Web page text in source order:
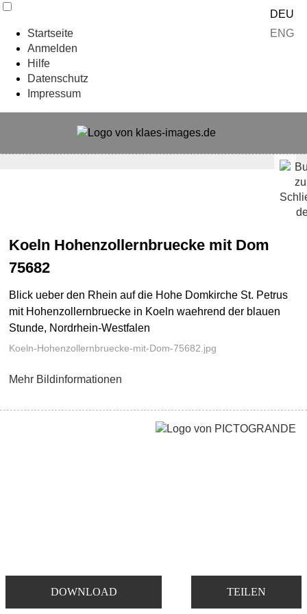
Startseite
Anmelden
Hilfe
Datenschutz
Impressum
DEU
ENG
DOWNLOAD TEILEN
Koeln Hohenzollernbruecke mit Dom
75682
Blick ueber den Rhein auf die Hohe Domkirche St. Petrus
mit Hohenzollernbruecke in Koeln waehrend der blauen
Stunde, Nordrhein-Westfalen
Koeln-Hohenzollernbruecke-mit-Dom-75682.jpg
Mehr Bildinformationen